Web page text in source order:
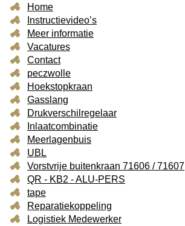
Home
Instructievideo’s
Meer informatie
Vacatures
Contact
peczwolle
Hoekstopkraan
Gasslang
Drukverschilregelaar
Inlaatcombinatie
Meerlagenbuis
UBL
Vorstvrije buitenkraan 71606 / 71607
QR - KB2 - ALU-PERS
tape
Reparatiekoppeling
Logistiek Medewerker